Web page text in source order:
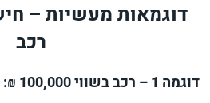
דוגמאות מעשיות –
רכב
דוגמה 1 – רכב בשווי 100,000 ₪: